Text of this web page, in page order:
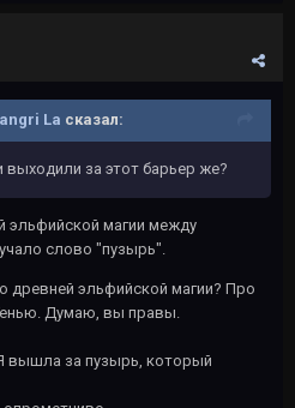
La сказал:
выходили за этот барьер же?
эльфийской магии между
слово "пузырь".
древней эльфийской магии? Про
Думаю, вы правы.
вышла за пузырь, который